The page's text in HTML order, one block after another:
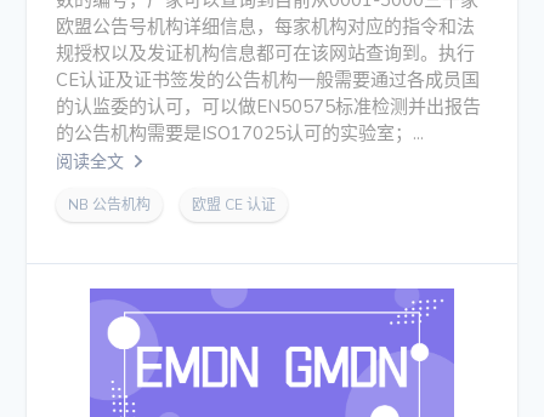
欧盟公告号机构详细信息，每家机构对应的指令和法
规授权以及发证机构信息都可在该网站查询到。执行
CE认证及证书签发的公告机构一般需要通过各成员国
的认监委的认可，可以做EN50575标准检测并出报告
的公告机构需要是ISO17025认可的实验室；...
阅读全文
NB 公告机构 欧盟 CE 认证